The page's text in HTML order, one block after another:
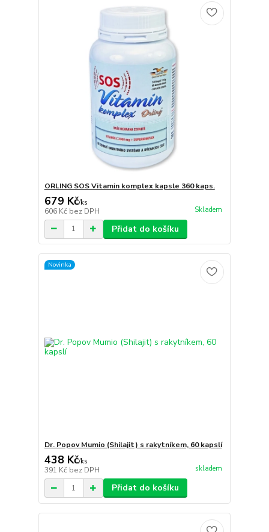
ORLING SOS Vitamin komplex kapsle 360 kaps.
679 Kč/ks
606 Kč bez DPH Skladem
Přidat do košíku
Novinka
Dr. Popov Mumio (Shilajit) s rakytníkem, 60 kapslí
438 Kč/ks
391 Kč bez DPH skladem
Přidat do košíku